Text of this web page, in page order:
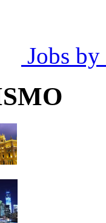
Jobs by